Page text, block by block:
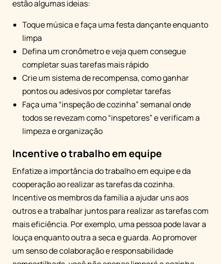
estão algumas ideias:
Toque música e faça uma festa dançante enquanto
limpa
Defina um cronômetro e veja quem consegue
completar suas tarefas mais rápido
Crie um sistema de recompensa, como ganhar
pontos ou adesivos por completar tarefas
Faça uma “inspeção de cozinha” semanal onde
todos se revezam como “inspetores” e verificam a
limpeza e organização
Incentive o trabalho em equipe
Enfatize a importância do trabalho em equipe e da
cooperação ao realizar as tarefas da cozinha.
Incentive os membros da família a ajudar uns aos
outros e a trabalhar juntos para realizar as tarefas com
mais eficiência. Por exemplo, uma pessoa pode lavar a
louça enquanto outra a seca e guarda. Ao promover
um senso de colaboração e responsabilidade